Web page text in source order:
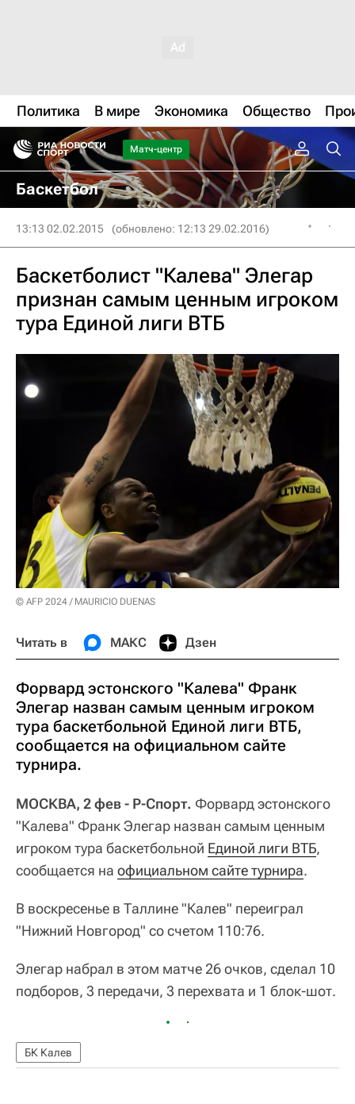
Политика В мире Экономика Общество
Матч-центр
Баскетбол
13:13 02.02.2015 (обновлено: 12:13 29.02.2016)
Баскетболист "Калева" Элегар
признан самым ценным игроком
тура Единой лиги ВТБ
© AFP 2024 / MAURICIO DUENAS
Читать в МАКС Дзен
Форвард эстонского "Калева" Франк
Элегар назван самым ценным игроком
тура баскетбольной Единой лиги ВТБ,
сообщается на официальном сайте
турнира.
МОСКВА, 2 фев - Р-Спорт. Форвард эстонского
"Калева" Франк Элегар назван самым ценным
игроком тура баскетбольной Единой лиги ВТБ,
сообщается на официальном сайте турнира.
В воскресенье в Таллине "Калев" переиграл
"Нижний Новгород" со счетом 110:76.
Элегар набрал в этом матче 26 очков, сделал 10
подборов, 3 передачи, 3 перехвата и 1 блок-шот.
БК Калев